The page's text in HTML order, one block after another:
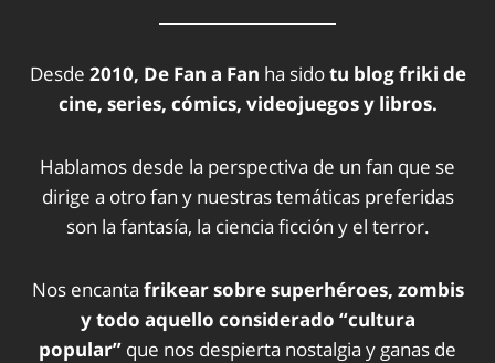
Desde 2010, De Fan a Fan ha sidotu blog friki de
cine, series, cómics, videojuegos y libros.
Hablamos desde la perspectiva de un fan que se
dirige a otro fan y nuestras temáticas preferidas
son la fantasía, la ciencia ficción y el terror.
Nos encanta frikear sobre superhéroes, zombis
y todo aquello considerado “cultura
popular” que nos despierta nostalgia y ganas de